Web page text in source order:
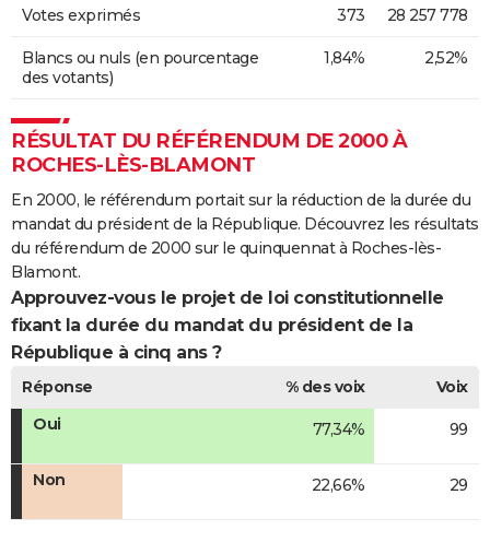
Votes exprimés 373 28 257 778
Blancs ou nuls (en pourcentage
des votants)
1,84% 2,52%
RÉSULTAT DU RÉFÉRENDUM DE 2000 À
ROCHES-LÈS-BLAMONT
En 2000, le référendum portait sur la réduction de la durée du
mandat du président de la République. Découvrez les résultats
du référendum de 2000 sur le quinquennat à Roches-lès-
Blamont.
Approuvez-vous le projet de loi constitutionnelle
fixant la durée du mandat du président de la
République à cinq ans ?
Réponse % des voix
Voix
Oui
77,34% 99
Non 22,66% 29